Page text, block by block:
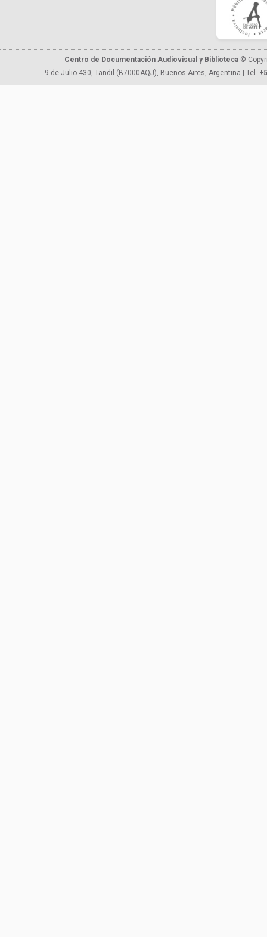
Centro de Documentación Audiovisual y Biblioteca ©
9 de Julio 430, Tandil (B7000AQJ), Buenos Aires, Argentina | Tel.